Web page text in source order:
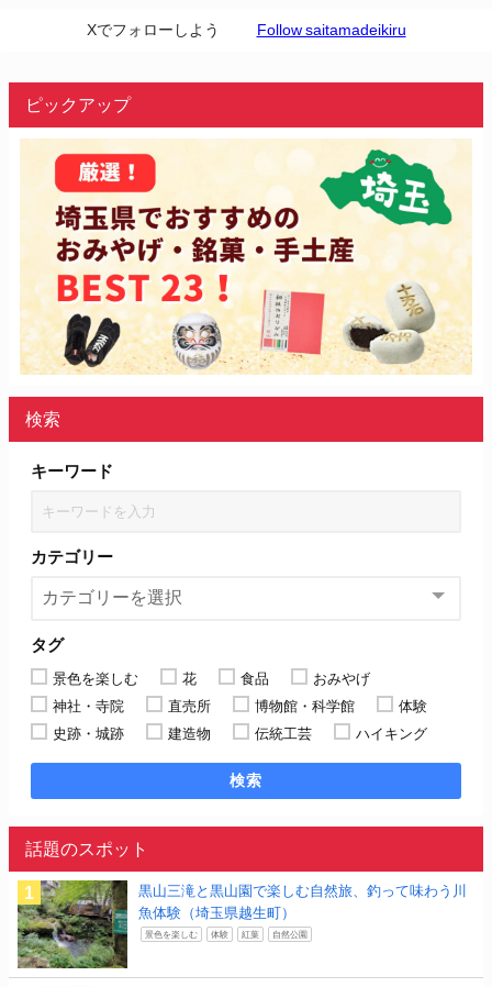
Xでフォローしよう Follow saitamadeikiru
ピックアップ
検索
キーワード
カテゴリー
タグ
景色を楽しむ 花 食品
おみやげ
神社・寺院
直売所 博物館・科学館
体験
史跡・城跡
建造物 伝統工芸 ハイキング
検索
話題のスポット
黒山三滝と黒山園で楽しむ自然旅、釣って味わう川
魚体験（埼玉県越生町）
景色を楽しむ 体験 紅葉 自然公園